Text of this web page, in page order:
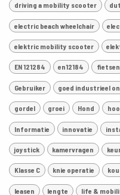
driving a mobility scooter
electric beach wheelchair
elektric mobility scooter
EN 121284 en12184 fietsen
Gebruiker goed industrieel
gordel groei Hond
Informatie innovatie
joystick kamervragen
Klasse C knie operatie
leasen lengte life &